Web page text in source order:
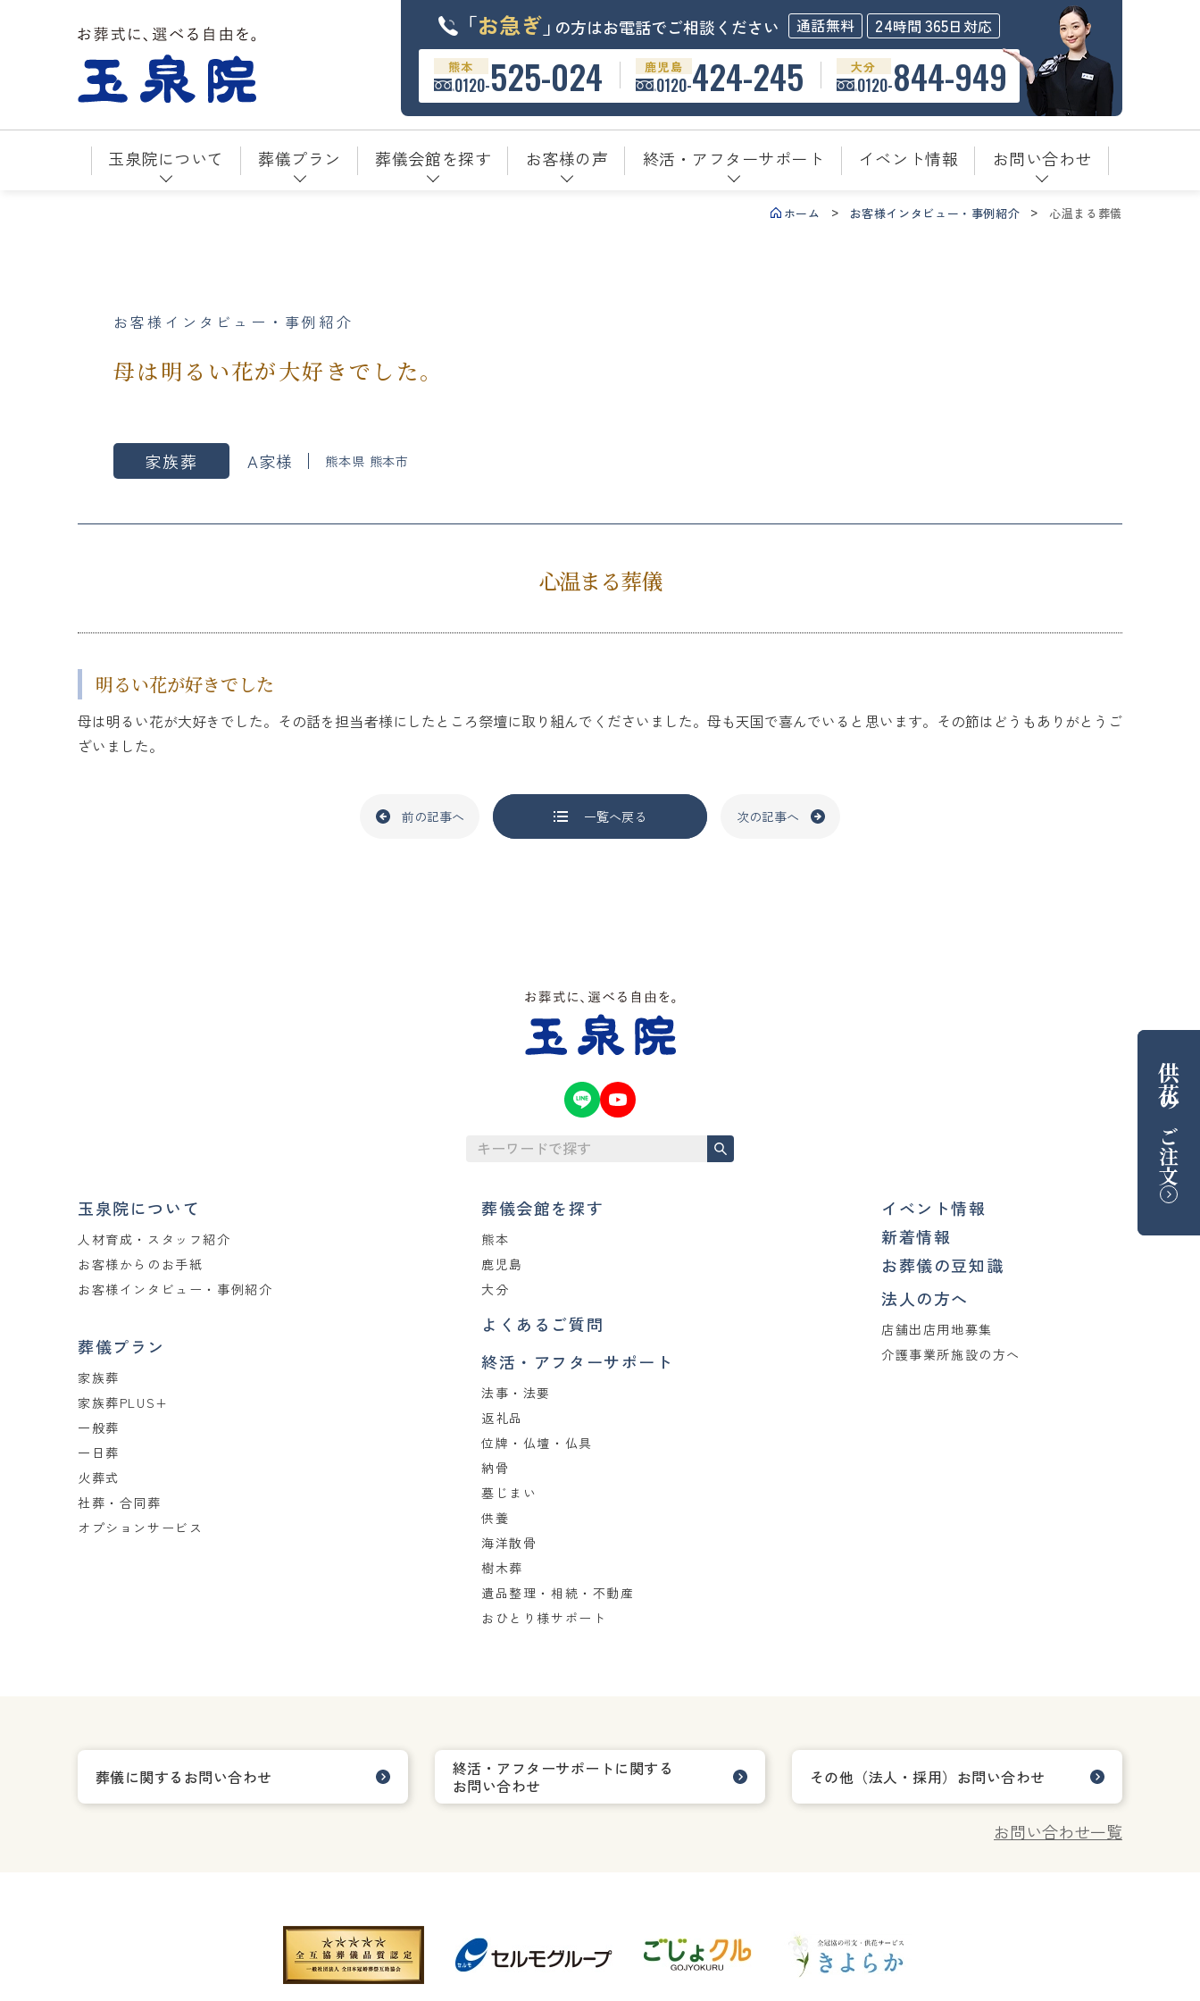
お葬式に、選べる自由を。玉泉院
「お急ぎ」 の方はお電話でご相談ください 通話無料 24時間 365日対応
熊本
0120-525-024 鹿児島
0120-424-245 大分
0120-844-949
玉泉院について 葬儀プラン 葬儀会館を探す お客様の声 終活・アフターサポート イベント情報 お問い合わせ
供花
の
ご注文
ホーム お客様インタビュー・事例紹介 心温まる葬儀
お客様インタビュー・事例紹介
母は明るい花が大好きでした。
家族葬 A家様 熊本県 熊本市
心温まる葬儀
明るい花が好きでした
母は明るい花が大好きでした。その話を担当者様にしたところ祭壇に取り組んでくださいました。母も天国で喜んでいると思います。その節はどうもありがとうご
ざいました。
一覧へ戻る
前の記事へ 次の記事へ
玉泉院について
人材育成・スタッフ紹介
お客様からのお手紙
お客様インタビュー・事例紹介
葬儀プラン
家族葬
家族葬PLUS+
一般葬
一日葬
火葬式
社葬・合同葬
オプションサービス
葬儀会館を探す
熊本
鹿児島
大分
よくあるご質問
終活・アフターサポート
法事・法要
返礼品
位牌・仏壇・仏具
納骨
墓じまい
供養
海洋散骨
樹木葬
遺品整理・相続・不動産
おひとり様サポート
イベント情報
新着情報
お葬儀の豆知識
法人の方へ
店舗出店用地募集
介護事業所施設の方へ
葬儀に関するお問い合わせ
終活・アフターサポートに関する
お問い合わせ
その他（法人・採用）お問い合わせ
お問い合わせ一覧